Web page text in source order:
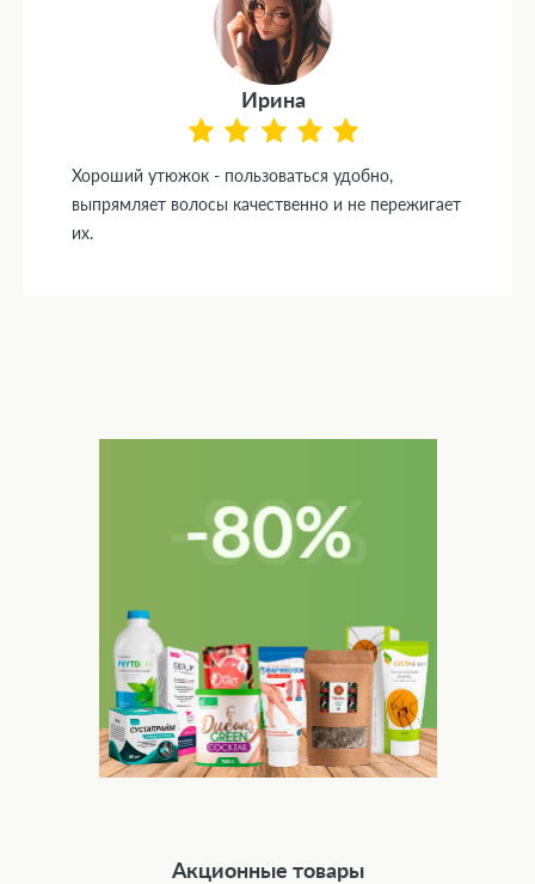
Ирина
Хороший утюжок - пользоваться удобно,
выпрямляет волосы качественно и не пережигает
их.
Акционные товары